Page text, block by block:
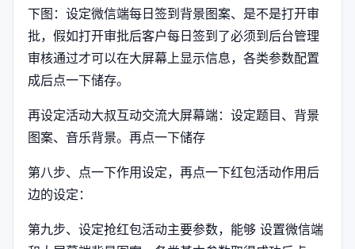
下图：设定微信端每日签到背景图案、是不是打开审
批，假如打开审批后客户每日签到了必须到后台管理
审核通过才可以在大屏幕上显示信息，各类参数配置
成后点一下储存。
再设定活动大叔互动交流大屏幕端：设定题目、背景
图案、音乐背景。再点一下储存
第八步、点一下作用设定，再点一下红包活动作用后
边的设定：
第九步、设定抢红包活动主要参数，能够 设置微信端